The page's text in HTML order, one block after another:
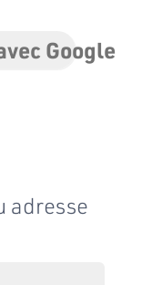
Google
adresse